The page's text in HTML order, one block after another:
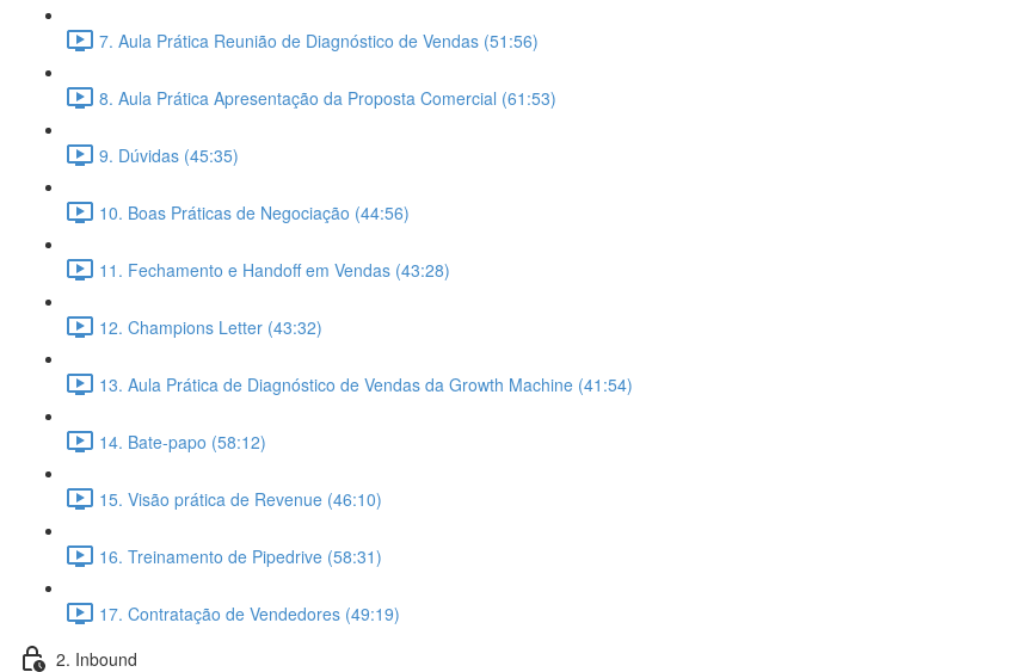
7. Aula Prática Reunião de Diagnóstico de Vendas (51:56)
8. Aula Prática Apresentação da Proposta Comercial (61:53)
9. Dúvidas (45:35)
10. Boas Práticas de Negociação (44:56)
11. Fechamento e Handoff em Vendas (43:28)
12. Champions Letter (43:32)
13. Aula Prática de Diagnóstico de Vendas da Growth Machine (41:54)
14. Bate-papo (58:12)
15. Visão prática de Revenue (46:10)
16. Treinamento de Pipedrive (58:31)
17. Contratação de Vendedores (49:19)
2. Inbound